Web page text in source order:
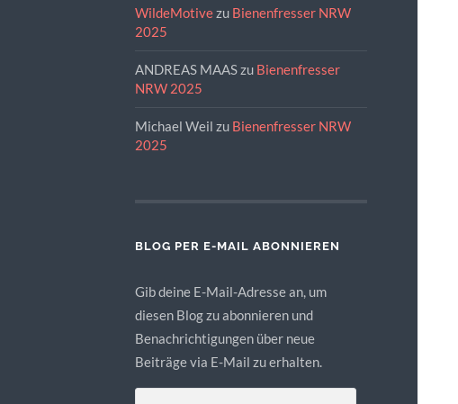
WildeMotivezu Bienenfresser NRW
2025
ANDREAS MAASzu Bienenfresser
NRW 2025
Michael Weil zu Bienenfresser NRW
2025
BLOG PER E-MAIL ABONNIEREN
Gib deine E-Mail-Adresse an, um
diesen Blog zu abonnieren und
Benachrichtigungen über neue
Beiträge via E-Mail zu erhalten.